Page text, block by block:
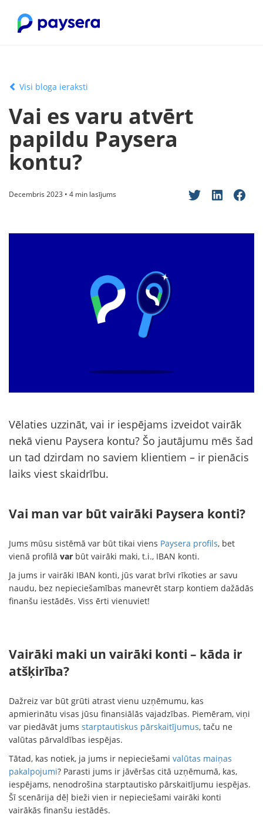
Visi bloga ieraksti
Vai es varu atvērt
papildu Paysera
kontu?
Decembris 2023 • 4 min lasījums
Vēlaties uzzināt, vai ir iespējams izveidot vairāk
nekā vienu Paysera kontu? Šo jautājumu mēs šad
un tad dzirdam no saviem klientiem – ir pienācis
laiks viest skaidrību.
Vai man var būt vairāki Paysera konti?
Jums mūsu sistēmā var būt tikai viens Paysera profils, bet
vienā profilā var būt vairāki maki, t.i., IBAN konti.
Ja jums ir vairāki IBAN konti, jūs varat brīvi rīkoties ar savu
naudu, bez nepieciešamības manevrēt starp kontiem dažādās
finanšu iestādēs. Viss ērti vienuviet!
Vairāki maki un vairāki konti – kāda ir
atšķirība?
Dažreiz var būt grūti atrast vienu uzņēmumu, kas
apmierinātu visas jūsu finansiālās vajadzības. Piemēram, viņi
var piedāvāt jums starptautiskus pārskaitījumus, taču ne
valūtas pārvaldības iespējas.
Tātad, kas notiek, ja jums ir nepieciešami valūtas maiņas
pakalpojumi? Parasti jums ir jāvēršas citā uzņēmumā, kas,
iespējams, nenodrošina starptautisko pārskaitījumu iespējas.
Šī scenārija dēļ bieži vien ir nepieciešami vairāki konti
vairākās finanšu iestādēs.